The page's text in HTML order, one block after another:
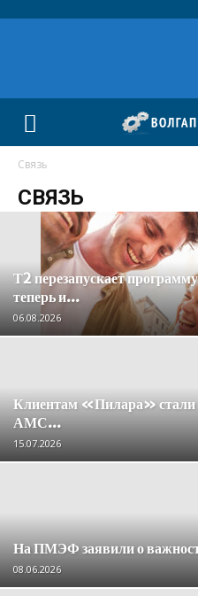
Связь
СВЯЗЬ
Т2 перезапускает
теперь и...
06.08.2026
Клиентам «Пилара» стали
АМС...
15.07.2026
На ПМЭФ заявили о
08.06.2026